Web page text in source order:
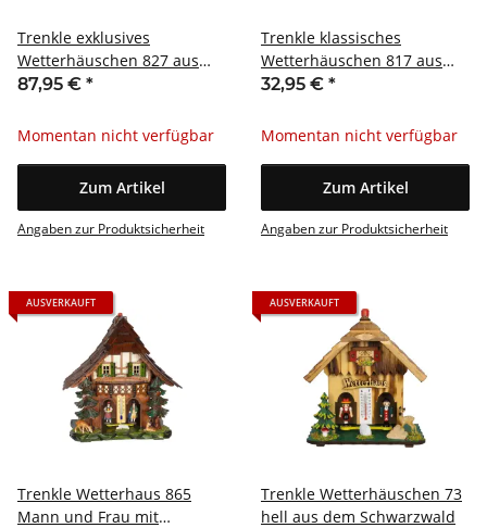
Trenkle exklusives
Wetterhäuschen 827 aus
dem Schwarzwald
87,95 € *
Momentan nicht verfügbar
Zum Artikel
Angaben zur Produktsicherheit
Trenkle klassisches
Wetterhäuschen 817 aus
dem Schwarzwald
32,95 € *
Momentan nicht verfügbar
Zum Artikel
Angaben zur Produktsicherheit
AUSVERKAUFT
Trenkle Wetterhaus 865
Mann und Frau mit
AUSVERKAUFT
Trenkle Wetterhäuschen 73
hell aus dem Schwarzwald